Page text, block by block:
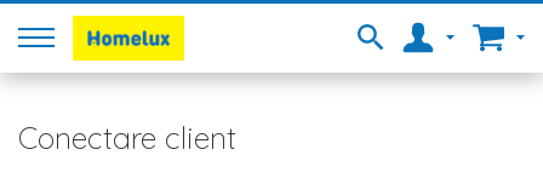
Conectare client